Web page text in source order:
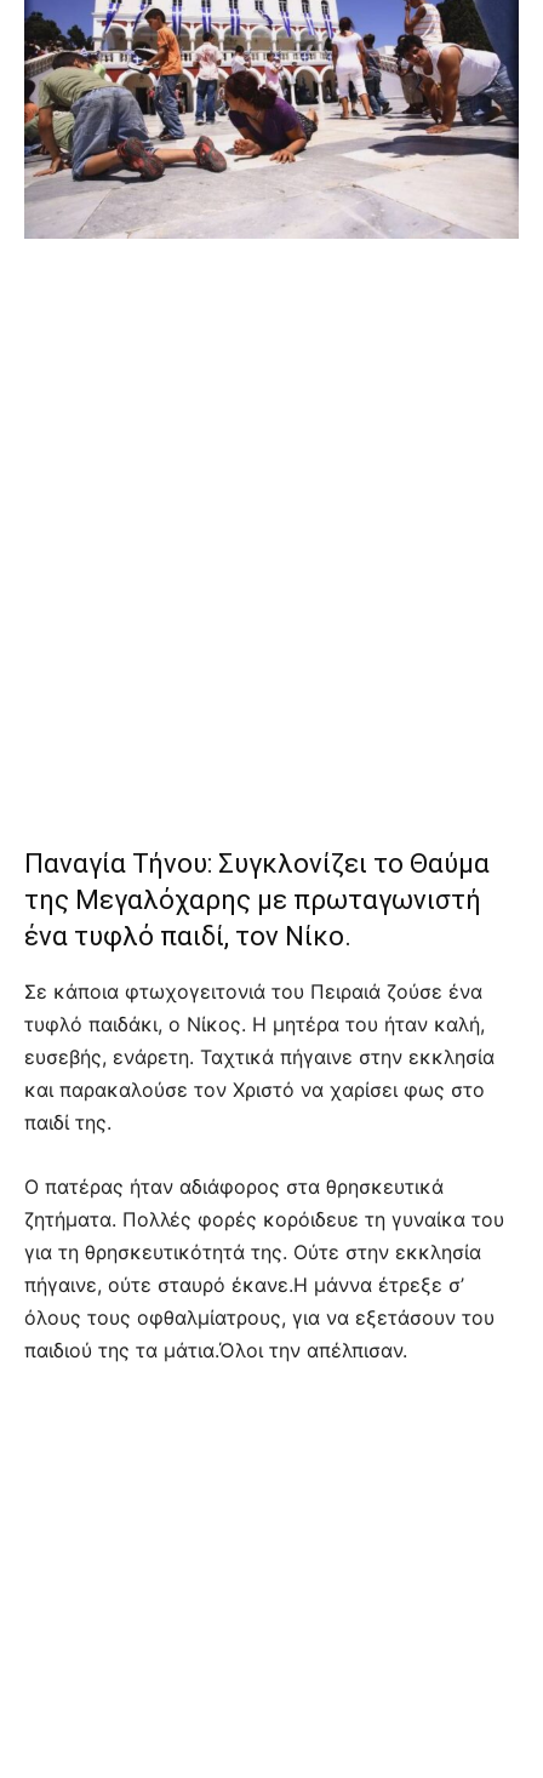
Παναγία Τήνου: Συγκλονίζει το Θαύμα
της Μεγαλόχαρης με πρωταγωνιστή
ένα τυφλό παιδί, τον Νίκο.
Σε κάποια φτωχογειτονιά του Πειραιά ζούσε ένα
τυφλό παιδάκι, ο Νίκος. Η μητέρα του ήταν καλή,
ευσεβής, ενάρετη. Ταχτικά πήγαινε στην εκκλησία
και παρακαλούσε τον Χριστό να χαρίσει φως στο
παιδί της.
Ο πατέρας ήταν αδιάφορος στα θρησκευτικά
ζητήματα. Πολλές φορές κορόιδευε τη γυναίκα του
για τη θρησκευτικότητά της. Ούτε στην εκκλησία
πήγαινε, ούτε σταυρό έκανε.Η μάννα έτρεξε σ’
όλους τους οφθαλμίατρους, για να εξετάσουν του
παιδιού της τα μάτια.Όλοι την απέλπισαν.